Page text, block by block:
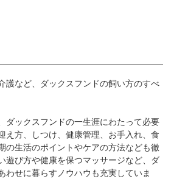
護など、ダックスフンドの飼い方のすべ
ダックスフンドの一生涯にわたって必要
え方、しつけ、健康管理、お手入れ、食
の生活のポイントやケアの方法なども徹
遊び方や健康を保つマッサージなど、ダ
わせに暮らすノウハウも充実していま